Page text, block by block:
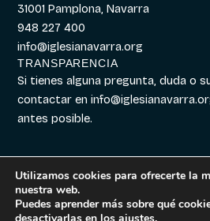
31001 Pamplona, Navarra
948 227 400
info@iglesianavarra.org
TRANSPARENCIA
Si tienes alguna pregunta, duda o
contactar en
antes posible.
Aviso legal|
Cookies|Política de
Utilizamos cookies para ofrecerte la
nuestra web.
Puedes aprender más sobre qué